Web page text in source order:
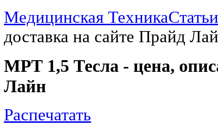
Медицинская ТехникаСтатьи
доставка на сайте Прайд
МРТ 1,5 Тесла - цена,
Лайн
Распечатать